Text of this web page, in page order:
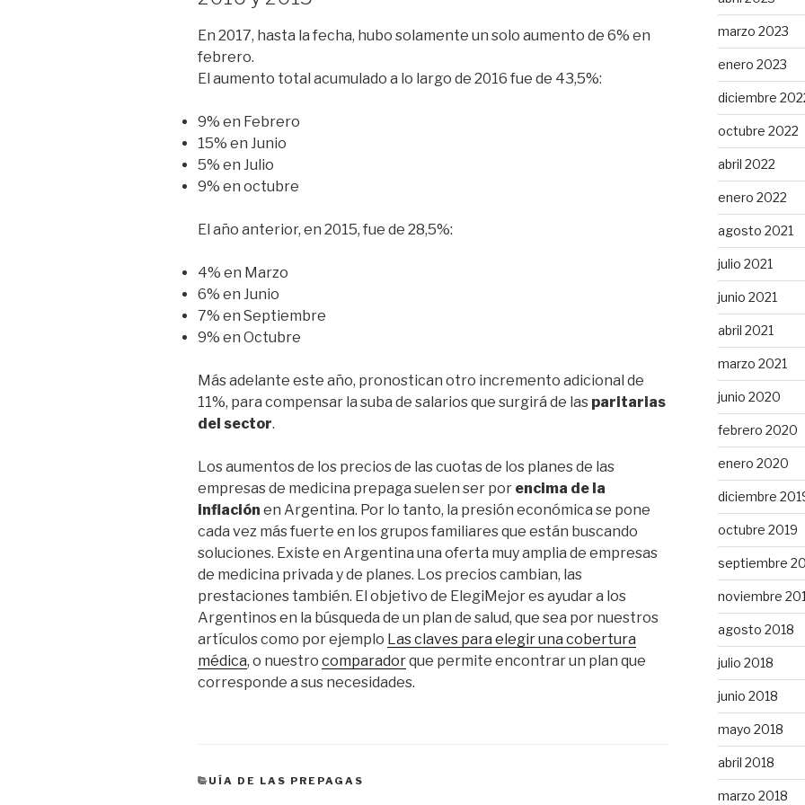
En 2017, hasta la fecha, hubo solamente un solo aumento de 6% en
febrero.
El aumento total acumulado a lo largo de 2016 fue de 43,5%:
9% en Febrero
15% en Junio
5% en Julio
9% en octubre
El año anterior, en 2015, fue de 28,5%:
4% en Marzo
6% en Junio
7% en Septiembre
9% en Octubre
Más adelante este año, pronostican otro incremento adicional de
11%, para compensar la suba de salarios que surgirá de las paritarias
del sector.
Los aumentos de los precios de las cuotas de los planes de las
empresas de medicina prepaga suelen ser por encima de la
inflación en Argentina. Por lo tanto, la presión económica se pone
cada vez más fuerte en los grupos familiares que están buscando
soluciones. Existe en Argentina una oferta muy amplia de empresas
de medicina privada y de planes. Los precios cambian, las
prestaciones también. El objetivo de ElegiMejor es ayudar a los
Argentinos en la búsqueda de un plan de salud, que sea por nuestros
artículos como por ejemplo Las claves para elegir una cobertura
médica, o nuestro comparadorque permite encontrar un plan que
corresponde a sus necesidades.
CATEGORÍAS
GUÍA DE LAS PREPAGAS
marzo 2023
enero 2023
diciembre
octubre 2022
abril 2022
enero 2022
agosto 2021
julio 2021
junio 2021
abril 2021
marzo 2021
junio 2020
febrero 2020
enero 2020
diciembre
octubre 2019
septiembre
noviembre
agosto 2018
julio 2018
junio 2018
mayo 2018
abril 2018
marzo 2018